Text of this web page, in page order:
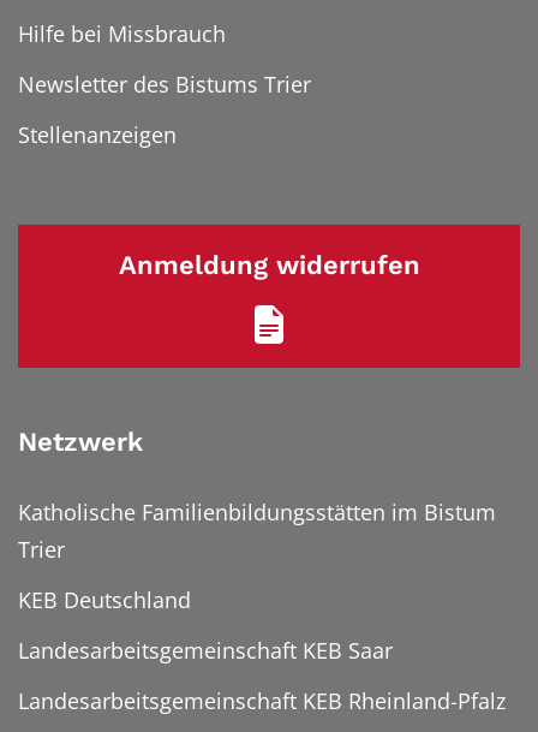
Hilfe bei Missbrauch
Newsletter des Bistums Trier
Stellenanzeigen
Anmeldung widerrufen
Netzwerk
Katholische Familienbildungsstätten im Bistum
Trier
KEB Deutschland
Landesarbeitsgemeinschaft KEB Saar
Landesarbeitsgemeinschaft KEB Rheinland-Pfalz